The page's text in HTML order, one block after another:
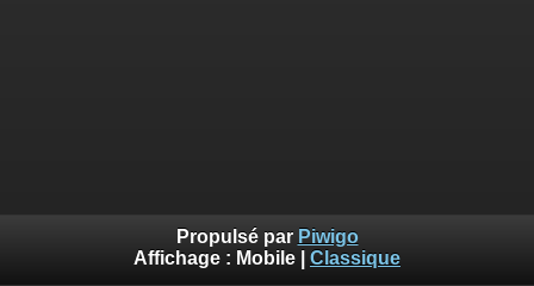
Propulsé par Piwigo
Affichage : Mobile Classique